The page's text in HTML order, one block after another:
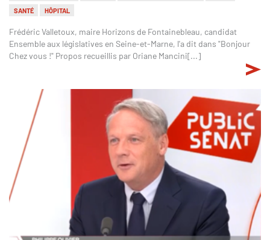
SANTÉ
HÔPITAL
Frédéric Valletoux, maire Horizons de Fontainebleau, candidat
Ensemble aux législatives en Seine-et-Marne, l'a dit dans "Bonjour
Chez vous !" Propos recueillis par Oriane Mancini[...]